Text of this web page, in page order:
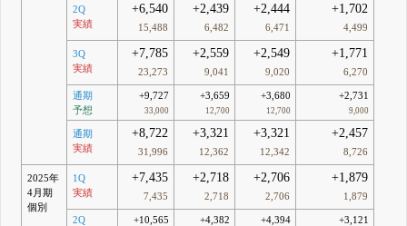
2Q
実績
+6,540
15,488
+2,439
6,482
+2,444
6,471
+1,702
4,499
3Q
実績
+7,785
23,273
+2,559
9,041
+2,549
9,020
+1,771
6,270
通期
予想
+9,727
33,000
+3,659
12,700
+3,680
12,700
+2,731
9,000
通期
実績
+8,722
31,996
+3,321
12,362
+3,321
12,342
+2,457
8,726
2025年
4月期
個別
1Q
実績
+7,435
7,435
+2,718
2,718
+2,706
2,706
+1,879
1,879
2Q
+10,565 +4,382 +4,394 +3,121